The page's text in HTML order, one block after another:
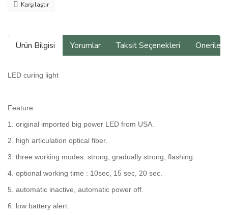
Karşılaştır
Ürün Bilgisi Yorumlar Taksit Seçenekleri
LED curing light
Feature:
1. original imported big power LED from USA.
2. high articulation optical fiber.
3. three working modes: strong, gradually strong, flashing.
4. optional working time : 10sec, 15 sec, 20 sec.
5. automatic inactive, automatic power off.
6. low battery alert.